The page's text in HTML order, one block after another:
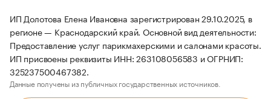
ИП Долотова Елена Ивановна зарегистрирован 29.10.2025, в
регионе — Краснодарский край. Основной вид деятельности:
Предоставление услуг парикмахерскими и салонами красоты.
ИП присвоены реквизиты ИНН: 263108056583 и ОГРНИП:
325237500467382.
Данные получены из публичных государственных источников.